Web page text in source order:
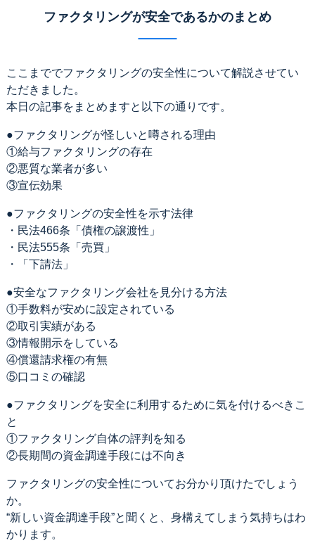
ファクタリングが安全であるかのまとめ
ここまででファクタリングの安全性について解説させてい
ただきました。
本日の記事をまとめますと以下の通りです。
●ファクタリングが怪しいと噂される理由
①給与ファクタリングの存在
②悪質な業者が多い
③宣伝効果
●ファクタリングの安全性を示す法律
・民法466条「債権の譲渡性」
・民法555条「売買」
・「下請法」
●安全なファクタリング会社を見分ける方法
①手数料が安めに設定されている
②取引実績がある
③情報開示をしている
④償還請求権の有無
⑤口コミの確認
●ファクタリングを安全に利用するために気を付けるべきこ
と
①ファクタリング自体の評判を知る
②長期間の資金調達手段には不向き
ファクタリングの安全性についてお分かり頂けたでしょう
か。
“新しい資金調達手段”と聞くと、身構えてしまう気持ちはわ
かります。